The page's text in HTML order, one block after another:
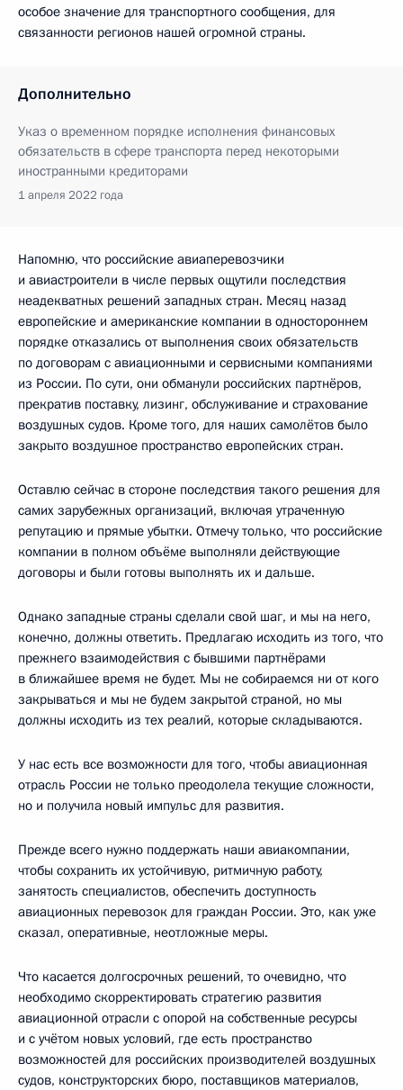
особое значение для транспортного сообщения, для
связанности регионов нашей огромной страны.
Дополнительно
Указ о временном порядке исполнения финансовых
обязательств в сфере транспорта перед некоторыми
иностранными кредиторами
1 апреля 2022 года
Напомню, что российские авиаперевозчики
и авиастроители в числе первых ощутили последствия
неадекватных решений западных стран. Месяц назад
европейские и американские компании в одностороннем
порядке отказались от выполнения своих обязательств
по договорам с авиационными и сервисными компаниями
из России. По сути, они обманули российских партнёров,
прекратив поставку, лизинг, обслуживание и страхование
воздушных судов. Кроме того, для наших самолётов было
закрыто воздушное пространство европейских стран.
Оставлю сейчас в стороне последствия такого решения для
самих зарубежных организаций, включая утраченную
репутацию и прямые убытки. Отмечу только, что российские
компании в полном объёме выполняли действующие
договоры и были готовы выполнять их и дальше.
Однако западные страны сделали свой шаг, и мы на него,
конечно, должны ответить. Предлагаю исходить из того, что
прежнего взаимодействия с бывшими партнёрами
в ближайшее время не будет. Мы не собираемся ни от кого
закрываться и мы не будем закрытой страной, но мы
должны исходить из тех реалий, которые складываются.
У нас есть все возможности для того, чтобы авиационная
отрасль России не только преодолела текущие сложности,
но и получила новый импульс для развития.
Прежде всего нужно поддержать наши авиакомпании,
чтобы сохранить их устойчивую, ритмичную работу,
занятость специалистов, обеспечить доступность
авиационных перевозок для граждан России. Это, как уже
сказал, оперативные, неотложные меры.
Что касается долгосрочных решений, то очевидно, что
необходимо скорректировать стратегию развития
авиационной отрасли с опорой на собственные ресурсы
и с учётом новых условий, где есть пространство
возможностей для российских производителей воздушных
судов, конструкторских бюро, поставщиков материалов,